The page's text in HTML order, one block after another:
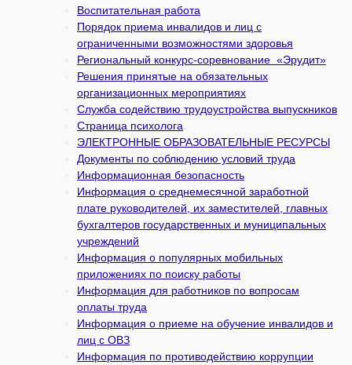
Воспитательная работа
Порядок приема инвалидов и лиц с
ограниченными возможностями здоровья
Региональный конкурс-соревнование «Эрудит»
Решения принятые на обязательных
организационных мероприятиях
Служба содействию трудоустройства выпускников
Страница психолога
ЭЛЕКТРОННЫЕ ОБРАЗОВАТЕЛЬНЫЕ РЕСУРСЫ
Документы по соблюдению условий труда
Информационная безопасность
Информация о среднемесячной заработной
плате руководителей, их заместителей, главных
бухгалтеров государственных и муни­ципальных
учреждений
Информация о популярных мобильных
приложениях по поиску работы
Информация для работников по вопросам
оплаты труда
Информация о приеме на обучение инвалидов и
лиц с ОВЗ
Информация по противодействию коррупции